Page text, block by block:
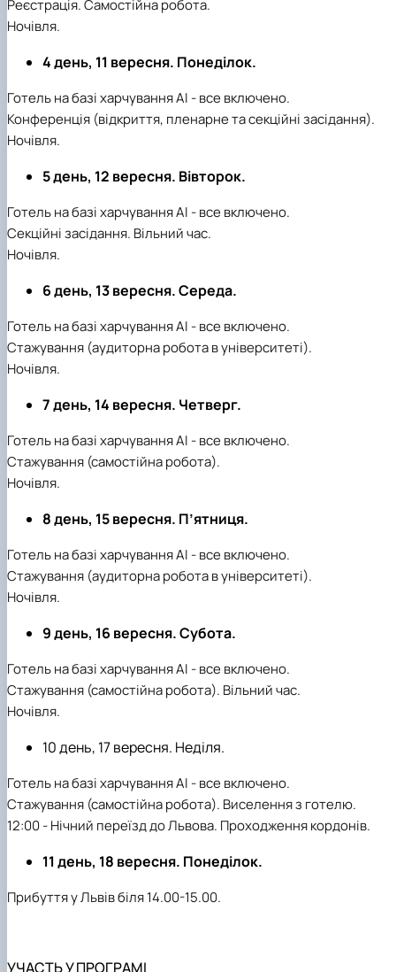
Реєстрація. Самостійна робота.
Ночівля.
4 день, 11 вересня. Понеділок.
Готель на базі харчування АІ - все включено.
Конференція (відкриття, пленарне та секційні засідання).
Ночівля.
5 день, 12 вересня. Вівторок.
Готель на базі харчування АІ - все включено.
Секційні засідання. Вільний час.
Ночівля.
6 день, 13 вересня. Середа.
Готель на базі харчування АІ - все включено.
Стажування (аудиторна робота в університеті).
Ночівля.
7 день, 14 вересня. Четверг.
Готель на базі харчування АІ - все включено.
Стажування (самостійна робота).
Ночівля.
8 день, 15 вересня. П’ятниця.
Готель на базі харчування АІ - все включено.
Стажування (аудиторна робота в університеті).
Ночівля.
9 день, 16 вересня. Субота.
Готель на базі харчування АІ - все включено.
Стажування (самостійна робота). Вільний час.
Ночівля.
10 день, 17 вересня. Неділя.
Готель на базі харчування АІ - все включено.
Стажування (самостійна робота). Виселення з готелю.
12:00 - Нічний переїзд до Львова. Проходження кордонів.
11 день, 18 вересня. Понеділок.
Прибуття у Львів біля 14.00-15.00.
УЧАСТЬ У ПРОГРАМІ